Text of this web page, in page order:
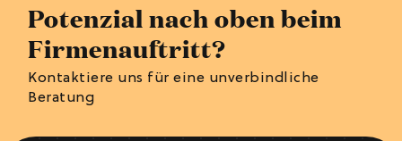
Potenzial nach oben beim
Firmenauftritt?
Kontaktiere uns für eine unverbindliche
Beratung